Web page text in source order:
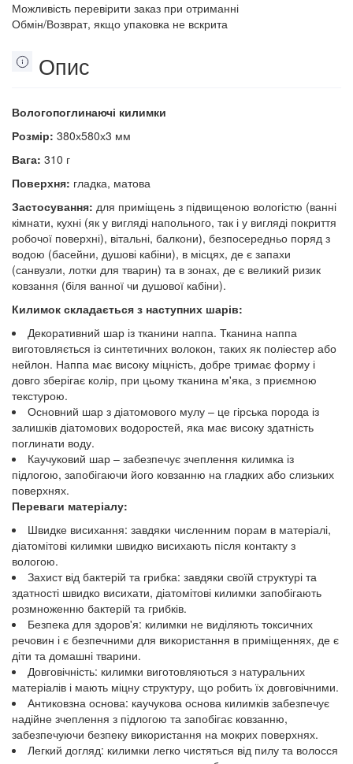
Можливість перевірити заказ при отриманні
Обмін/Возврат, якщо упаковка не вскрита
Опис
Вологопоглинаючі килимки
Розмір: 380х580х3 мм
Вага: 310 г
Поверхня: гладка, матова
Застосування: для приміщень з підвищеною вологістю (ванні
кімнати, кухні (як у вигляді напольного, так і у вигляді покриття
робочої поверхні), вітальні, балкони), безпосередньо поряд з
водою (басейни, душові кабіни), в місцях, де є запахи
(санвузли, лотки для тварин) та в зонах, де є великий ризик
ковзання (біля ванної чи душової кабіни).
Килимок складається з наступних шарів:
Декоративний шар із тканини наппа. Тканина наппа
виготовляється із синтетичних волокон, таких як поліестер або
нейлон. Наппа має високу міцність, добре тримає форму і
довго зберігає колір, при цьому тканина м'яка, з приємною
текстурою.
Основний шар з діатомового мулу – це гірська порода із
залишків діатомових водоростей, яка має високу здатність
поглинати воду.
Каучуковий шар – забезпечує зчеплення килимка із
підлогою, запобігаючи його ковзанню на гладких або слизьких
поверхнях.
Переваги матеріалу:
Швидке висихання: завдяки численним порам в матеріалі,
діатомітові килимки швидко висихають після контакту з
вологою.
Захист від бактерій та грибка: завдяки своїй структурі та
здатності швидко висихати, діатомітові килимки запобігають
розмноженню бактерій та грибків.
Безпека для здоров'я: килимки не виділяють токсичних
речовин і є безпечними для використання в приміщеннях, де є
діти та домашні тварини.
Довговічність: килимки виготовляються з натуральних
матеріалів і мають міцну структуру, що робить їх довговічними.
Антиковзна основа: каучукова основа килимків забезпечує
надійне зчеплення з підлогою та запобігає ковзанню,
забезпечуючи безпеку використання на мокрих поверхнях.
Легкий догляд: килимки легко чистяться від пилу та волосся